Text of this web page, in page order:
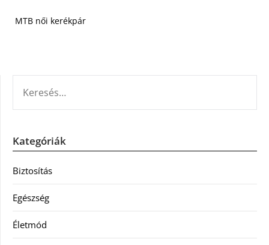
MTB női kerékpár
Kategóriák
Biztosítás
Egészség
Életmód